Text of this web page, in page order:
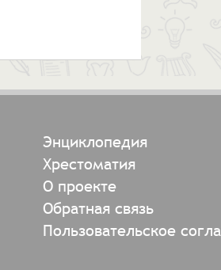
Энциклопедия
Хрестоматия
О проекте
Обратная связь
Пользовательское